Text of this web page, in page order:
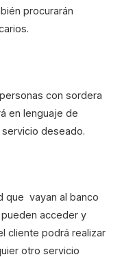
procurarán
con sordera
en lenguaje de
deseado.
que vayan al banco
acceder y
cliente podrá realizar
otro servicio